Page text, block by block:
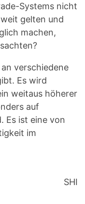
Systems nicht
gelten und
machen,
verschiedene
Es wird
weitaus höherer
auf
Es ist eine von
im